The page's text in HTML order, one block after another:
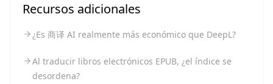
Recursos adicionales
¿Es 商译 AI realmente más económico que DeepL?
Al traducir libros electrónicos EPUB, ¿el índice se
desordena?